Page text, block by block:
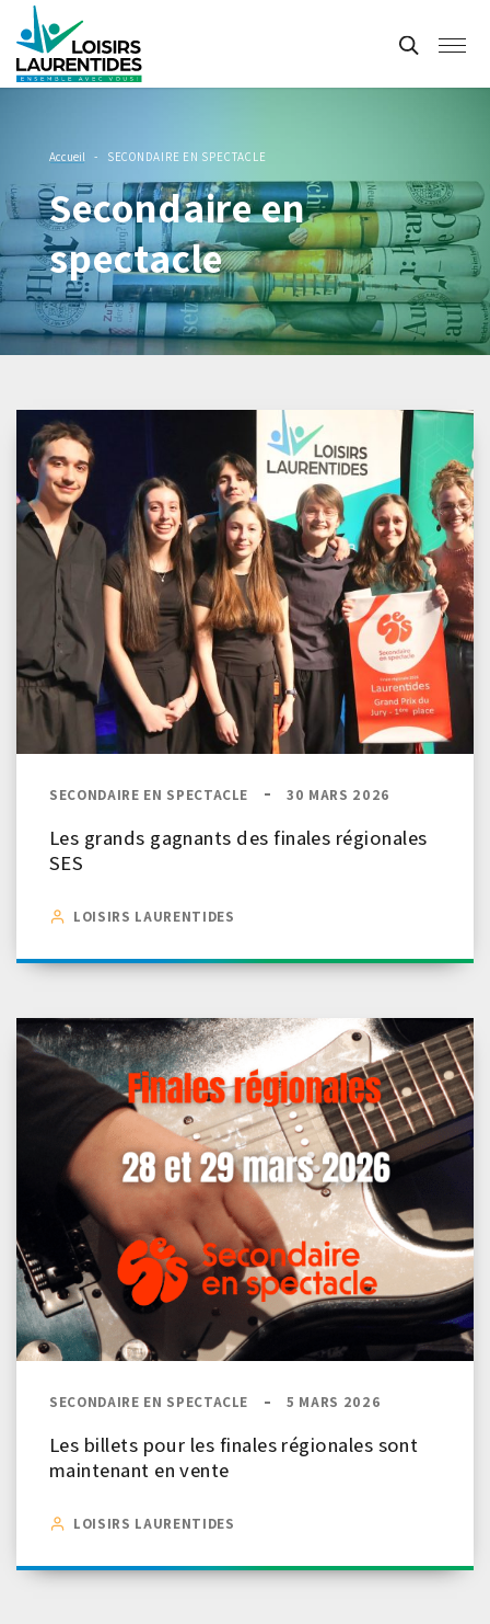
Accueil - SECONDAIRE EN SPECTACLE
Secondaire en
spectacle
SECONDAIRE EN SPECTACLE 30 MARS 2026
Les grands gagnants des finales régionales
SES
LOISIRS LAURENTIDES
SECONDAIRE EN SPECTACLE 5 MARS 2026
Les billets pour les finales régionales sont
maintenant en vente
LOISIRS LAURENTIDES